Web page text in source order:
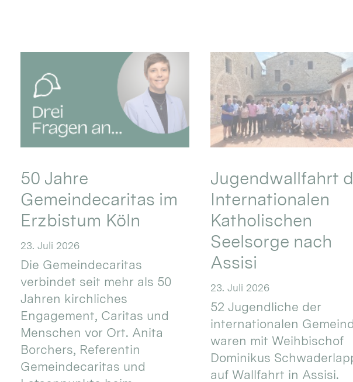
50 Jahre
Gemeindecaritas im
Erzbistum Köln
23. Juli 2026
Die Gemeindecaritas
verbindet seit mehr als 50
Jahren kirchliches
Engagement, Caritas und
Menschen vor Ort. Anita
Borchers, Referentin
Gemeindecaritas und
Jugendwallfahrt
Internationalen
Katholischen
Seelsorge nach
Assisi
23. Juli 2026
52 Jugendliche der
internationalen
waren mit Weihbischof
Dominikus
auf Wallfahrt in Assisi.